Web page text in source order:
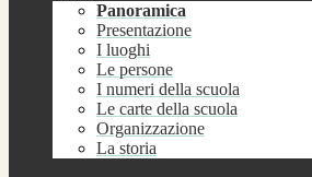
Panoramica
Presentazione
I luoghi
Le persone
I numeri della scuola
Le carte della scuola
Organizzazione
La storia